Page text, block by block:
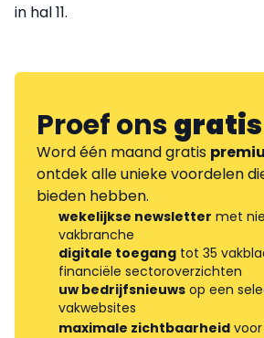
in hal 11.
Proef onsgratis
Word één maand gratis
ontdek alle unieke voordelen
bieden hebben.
wekelijkse newsletter met
vakbranche
digitale toegang tot 35
financiële sectoroverzichten
uw bedrijfsnieuws op een
vakwebsites
maximale zichtbaarheid